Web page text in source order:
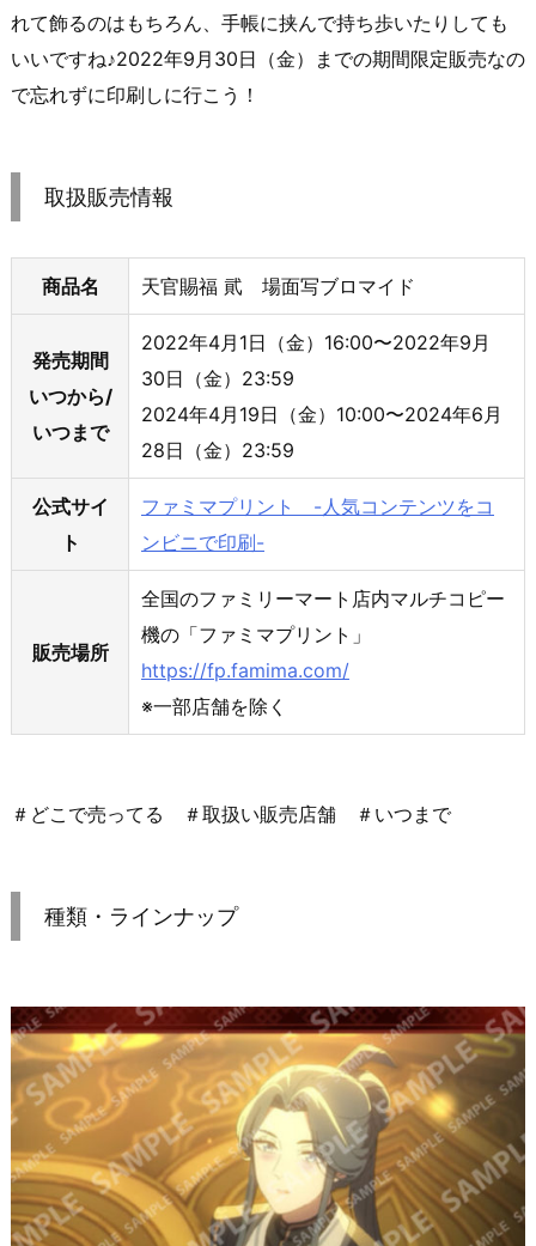
れて飾るのはもちろん、手帳に挟んで持ち歩いたりしても
いいですね♪2022年9月30日（金）までの期間限定販売なの
で忘れずに印刷しに行こう！
取扱販売情報
商品名 天官賜福 貮 場面写ブロマイド
発売期間
いつから/
いつまで
2022年4月1日（金）16:00〜2022年9月
30日（金）23:59
2024年4月19日（金）10:00〜2024年6月
28日（金）23:59
公式サイ
ト
ファミマプリント -人気コンテンツをコ
ンビニで印刷-
販売場所
全国のファミリーマート店内マルチコピー
機の「ファミマプリント」
https://fp.famima.com/
※一部店舗を除く
＃どこで売ってる ＃取扱い販売店舗 ＃いつまで
種類・ラインナップ